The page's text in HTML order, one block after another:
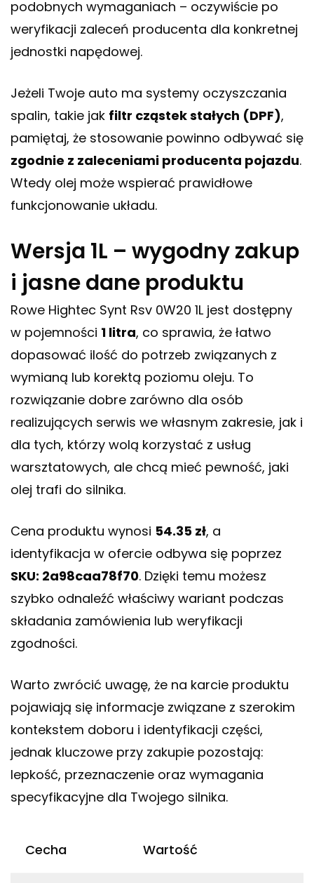
podobnych wymaganiach – oczywiście po
weryfikacji zaleceń producenta dla konkretnej
jednostki napędowej.
Jeżeli Twoje auto ma systemy oczyszczania
spalin, takie jak filtr cząstek stałych (DPF),
pamiętaj, że stosowanie powinno odbywać się
zgodnie z zaleceniami producenta pojazdu.
Wtedy olej może wspierać prawidłowe
funkcjonowanie układu.
Wersja 1L – wygodny zakup
i jasne dane produktu
Rowe Hightec Synt Rsv 0W20 1L jest dostępny
w pojemności 1 litra, co sprawia, że łatwo
dopasować ilość do potrzeb związanych z
wymianą lub korektą poziomu oleju. To
rozwiązanie dobre zarówno dla osób
realizujących serwis we własnym zakresie, jak i
dla tych, którzy wolą korzystać z usług
warsztatowych, ale chcą mieć pewność, jaki
olej trafi do silnika.
Cena produktu wynosi 54.35 zł, a
identyfikacja w ofercie odbywa się poprzez
SKU: 2a98caa78f70. Dzięki temu możesz
szybko odnaleźć właściwy wariant podczas
składania zamówienia lub weryfikacji
zgodności.
Warto zwrócić uwagę, że na karcie produktu
pojawiają się informacje związane z szerokim
kontekstem doboru i identyfikacji części,
jednak kluczowe przy zakupie pozostają:
lepkość, przeznaczenie oraz wymagania
specyfikacyjne dla Twojego silnika.
Cecha Wartość